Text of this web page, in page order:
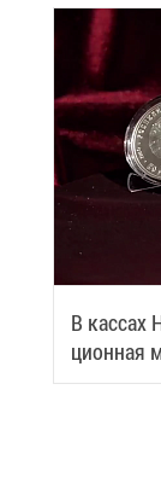
В кас­сах
ци­он­ная